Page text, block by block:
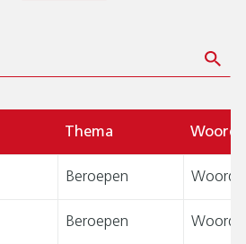
Thema
Beroepen
Beroepen